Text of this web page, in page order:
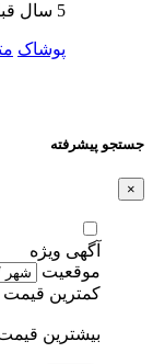
5 سال قبل
پوشاک
جستجو پیشرفته
×
آگهی ویژه
موقعیت
کمترین قیمت
بیشترین